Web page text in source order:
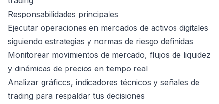
Responsabilidades principales
Ejecutar operaciones en mercados de activos digitales
siguiendo estrategias y normas de riesgo definidas
Monitorear movimientos de mercado, flujos de liquidez
y dinámicas de precios en tiempo real
Analizar gráficos, indicadores técnicos y señales de
trading para respaldar tus decisiones